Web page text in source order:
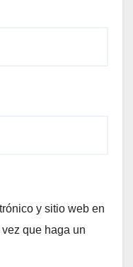
y sitio web en
que haga un